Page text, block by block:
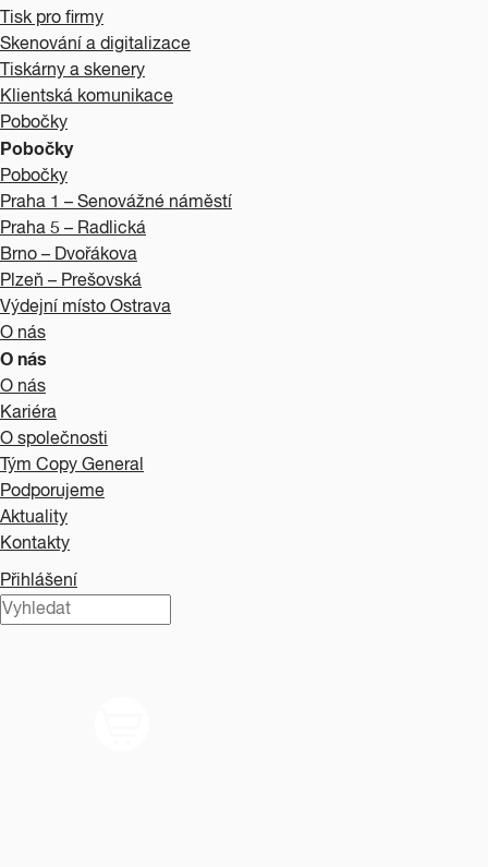
Tisk pro firmy
Skenování a digitalizace
Tiskárny a skenery
Klientská komunikace
Pobočky
Pobočky
Pobočky
Praha 1 – Senovážné náměstí
Praha 5 – Radlická
Brno – Dvořákova
Plzeň – Prešovská
Výdejní místo Ostrava
O nás
O nás
O nás
Kariéra
O společnosti
Tým Copy General
Podporujeme
Aktuality
Kontakty
Přihlášení